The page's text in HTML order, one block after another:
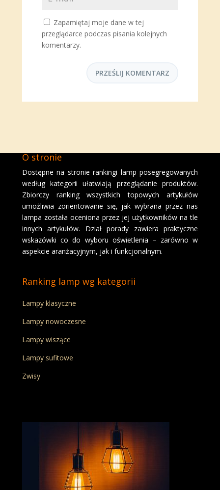
Zapamiętaj moje dane w tej
przeglądarce podczas pisania kolejnych
komentarzy.
O stronie
Dostępne na stronie rankingi lamp posegregowanych
według kategorii ułatwiają przeglądanie produktów.
Zbiorczy ranking wszystkich topowych artykułów
umożliwia zorientowanie się, jak wybrana przez nas
lampa została oceniona przez jej użytkowników na tle
innych artykułów. Dział porady zawiera praktyczne
wskazówki co do wyboru oświetlenia – zarówno w
aspekcie aranżacyjnym, jak i funkcjonalnym.
Ranking lamp wg kategorii
Lampy klasyczne
Lampy nowoczesne
Lampy wiszące
Lampy sufitowe
Zwisy